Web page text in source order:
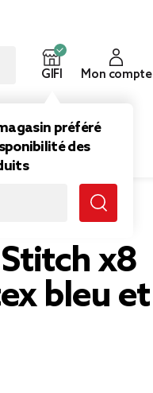
GIFI
préféré
des
Mon compte
x8
bleu et